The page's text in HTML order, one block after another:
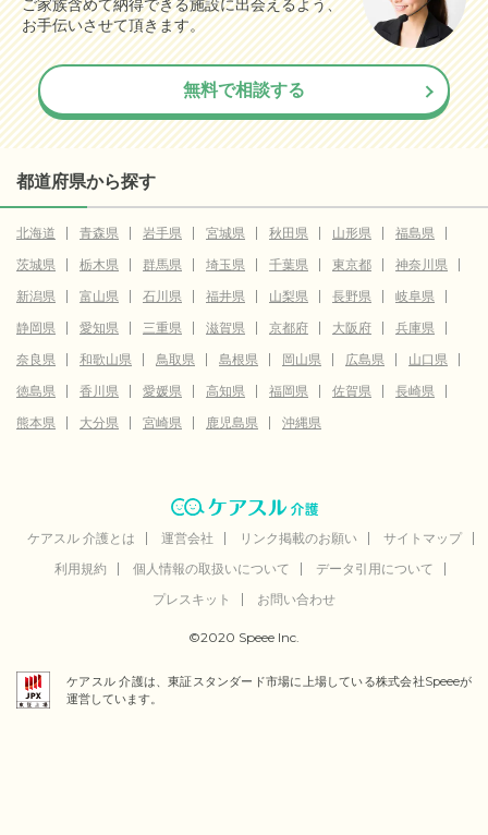
ご家族含めて納得できる施設に出会えるよう、
お手伝いさせて頂きます。
無料で相談する
都道府県から探す
北海道 青森県 岩手県 宮城県 秋田県 山形県
福島県
茨城県
栃木県 群馬県 埼玉県 千葉県 東京都
神奈川県
新潟県
富山県 石川県 福井県 山梨県 長野県
岐阜県
静岡県
愛知県 三重県 滋賀県 京都府 大阪府
兵庫県
奈良県
和歌山県 鳥取県 島根県 岡山県 広島県
山口県
徳島県
香川県 愛媛県 高知県 福岡県 佐賀県
長崎県
熊本県
大分県 宮崎県 鹿児島県 沖縄県
ケアスル 介護とは 運営会社 リンク掲載のお願い
サイトマップ
利用規約
個人情報の取扱いについて
データ引用について
プレスキット
お問い合わせ
©2020 Speee Inc.
ケアスル 介護は、東証スタンダード市場に上場している株式会社Speeeが
運営しています。